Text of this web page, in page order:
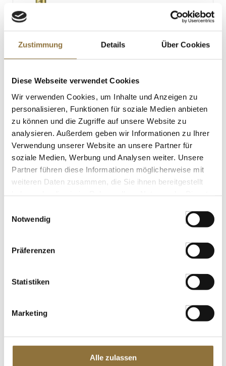
Zustimmung Details Über Cookies
Diese Webseite verwendet Cookies
Wir verwenden Cookies, um Inhalte und Anzeigen zu
personalisieren, Funktionen für soziale Medien anbieten
zu können und die Zugriffe auf unsere Website zu
analysieren. Außerdem geben wir Informationen zu Ihrer
Verwendung unserer Website an unsere Partner für
soziale Medien, Werbung und Analysen weiter. Unsere
Partner führen diese Informationen möglicherweise mit
weiteren Daten zusammen, die Sie ihnen bereitgestellt
Notwendig
Präferenzen
Statistiken
Marketing
Alle zulassen
LEBENSMITTELKENNZEICHNUNGEN
€ 6,99
St.
LEBENSMITTELKENNZEICHNUNGEN
Natriumalginat - food grade Pulver, E
401, 100 g
Art.Nr.:20369
€ 71,90/ kg
Rotwein, Spanien, Kolonne Null, 750 ml